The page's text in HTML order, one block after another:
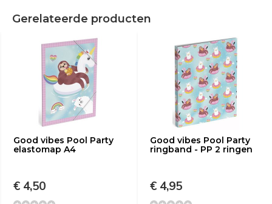
Gerelateerde producten
Good vibes Pool Party
elastomap A4
€ 4,50
Good vibes Pool Party
ringband - PP 2 ringen
€ 4,95